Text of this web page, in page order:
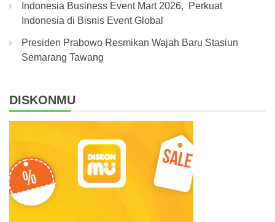
Indonesia Business Event Mart 2026, Perkuat
Indonesia di Bisnis Event Global
Presiden Prabowo Resmikan Wajah Baru Stasiun
Semarang Tawang
DISKONMU